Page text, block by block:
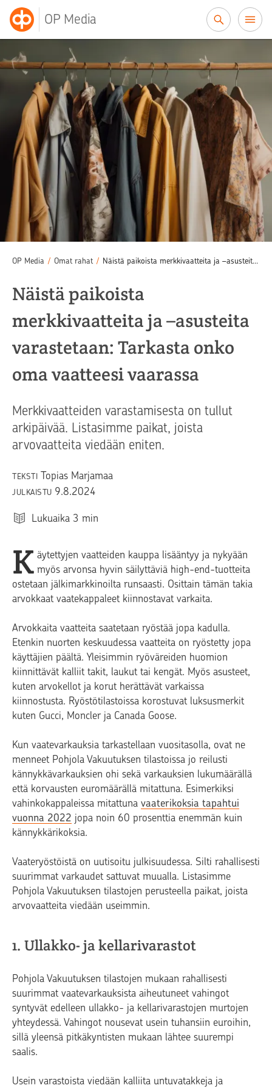
OP Media
OP Media / Omat rahat / Näistä paikoista merkkivaatteita ja –asusteita varastetaan: Tarkasta onko oma vaatteesi vaarassa
Näistä paikoista
merkkivaatteita ja –asusteita
varastetaan: Tarkasta onko
oma vaatteesi vaarassa
Merkkivaatteiden varastamisesta on tullut
arkipäivää. Listasimme paikat, joista
arvovaatteita viedään eniten.
TEKSTI Topias Marjamaa
JULKAISTU 9.8.2024
Lukuaika 3 min
K äytettyjen vaatteiden kauppa lisääntyy ja nykyään
myös arvonsa hyvin säilyttäviä high-end-tuotteita
ostetaan jälkimarkkinoilta runsaasti. Osittain tämän takia
arvokkaat vaatekappaleet kiinnostavat varkaita.
Arvokkaita vaatteita saatetaan ryöstää jopa kadulla.
Etenkin nuorten keskuudessa vaatteita on ryöstetty jopa
käyttäjien päältä. Yleisimmin ryöväreiden huomion
kiinnittävät kalliit takit, laukut tai kengät. Myös asusteet,
kuten arvokellot ja korut herättävät varkaissa
kiinnostusta. Ryöstötilastoissa korostuvat luksusmerkit
kuten Gucci, Moncler ja Canada Goose.
Kun vaatevarkauksia tarkastellaan vuositasolla, ovat ne
menneet Pohjola Vakuutuksen tilastoissa jo reilusti
kännykkävarkauksien ohi sekä varkauksien lukumäärällä
että korvausten euromäärällä mitattuna. Esimerkiksi
vahinkokappaleissa mitattuna vaaterikoksia tapahtui
vuonna 2022 jopa noin 60 prosenttia enemmän kuin
kännykkärikoksia.
Vaateryöstöistä on uutisoitu julkisuudessa. Silti rahallisesti
suurimmat varkaudet sattuvat muualla. Listasimme
Pohjola Vakuutuksen tilastojen perusteella paikat, joista
arvovaatteita viedään useimmin.
1. Ullakko- ja kellarivarastot
Pohjola Vakuutuksen tilastojen mukaan rahallisesti
suurimmat vaatevarkauksista aiheutuneet vahingot
syntyvät edelleen ullakko- ja kellarivarastojen murtojen
yhteydessä. Vahingot nousevat usein tuhansiin euroihin,
sillä yleensä pitkäkyntisten mukaan lähtee suurempi
saalis.
Usein varastoista viedään kalliita untuvatakkeja ja